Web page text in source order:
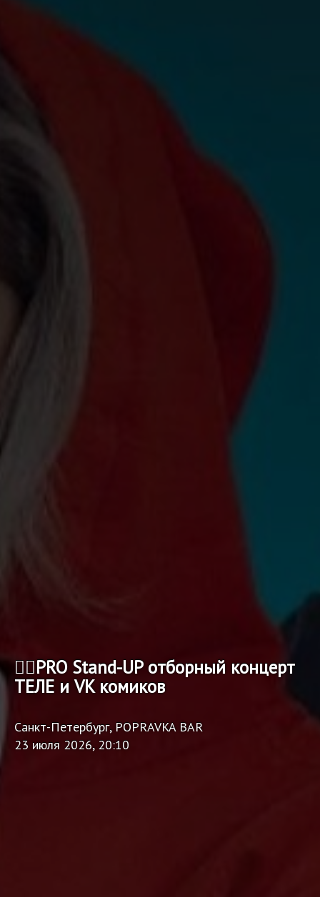
🏴‍☠️PRO Stand-UP отборный концерт
ТЕЛЕ и VK комиков
Санкт-Петербург, POPRAVKA BAR
23 июля 2026, 20:10